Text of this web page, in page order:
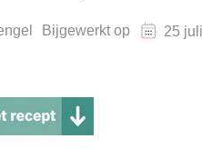
Bijgewerkt op 25